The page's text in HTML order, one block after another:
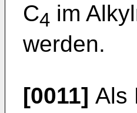
C4 im
werden.
[0011] Als